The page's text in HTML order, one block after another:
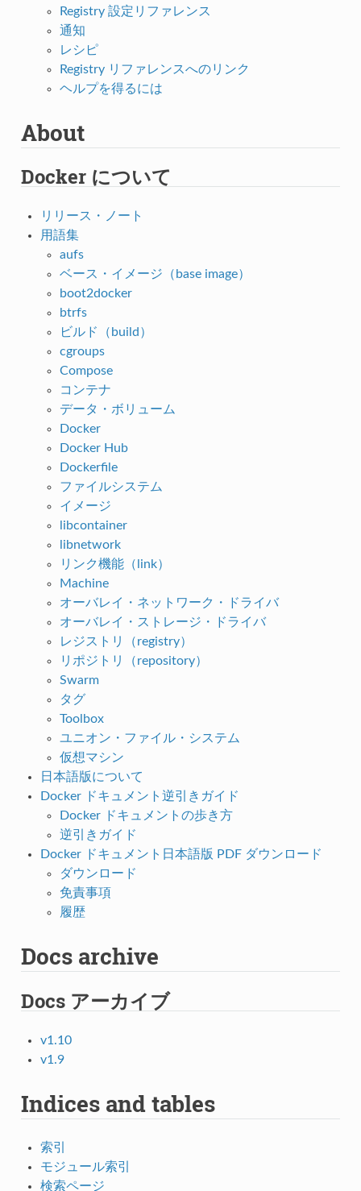
Registry 設定リファレンス
通知
レシピ
Registry リファレンスへのリンク
ヘルプを得るには
About
Docker について
リリース・ノート
用語集
aufs
ベース・イメージ（base image）
boot2docker
btrfs
ビルド（build）
cgroups
Compose
コンテナ
データ・ボリューム
Docker
Docker Hub
Dockerfile
ファイルシステム
イメージ
libcontainer
libnetwork
リンク機能（link）
Machine
オーバレイ・ネットワーク・ドライバ
オーバレイ・ストレージ・ドライバ
レジストリ（registry）
リポジトリ（repository）
Swarm
タグ
Toolbox
ユニオン・ファイル・システム
仮想マシン
日本語版について
Docker ドキュメント逆引きガイド
Docker ドキュメントの歩き方
逆引きガイド
Docker ドキュメント日本語版 PDF ダウンロード
ダウンロード
免責事項
履歴
Docs archive
Docs アーカイブ
v1.10
v1.9
Indices and tables
索引
モジュール索引
検索ページ